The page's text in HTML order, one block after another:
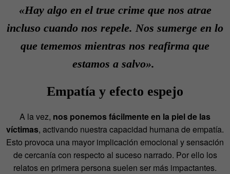
«Hay algo en eltrue crime que nos atrae
incluso cuando nos repele. Nos sumerge en lo
que tememos mientras nos reafirma que
estamos a salvo».
Empatía y efecto espejo
A la vez, nos ponemos fácilmente en la piel de las
víctimas, activando nuestra capacidad humana de empatía.
Esto provoca una mayor implicación emocional y sensación
de cercanía con respecto al suceso narrado. Por ello los
relatos en primera persona suelen ser más impactantes.